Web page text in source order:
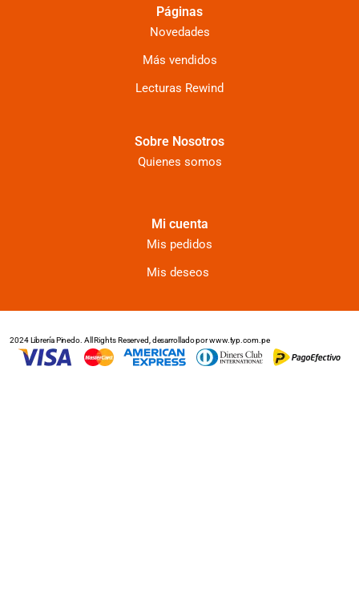
Páginas
Novedades
Más vendidos
Lecturas Rewind
Sobre Nosotros
Quienes somos
Mi cuenta
Mis pedidos
Mis deseos
2024 Librería Pinedo. All Rights Reserved, desarrollado por www.typ.com.pe